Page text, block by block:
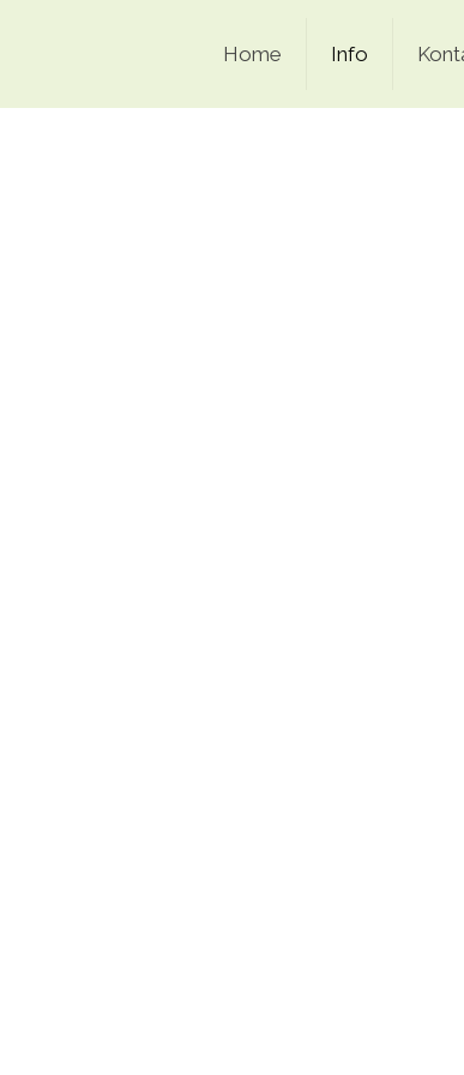
Home Info